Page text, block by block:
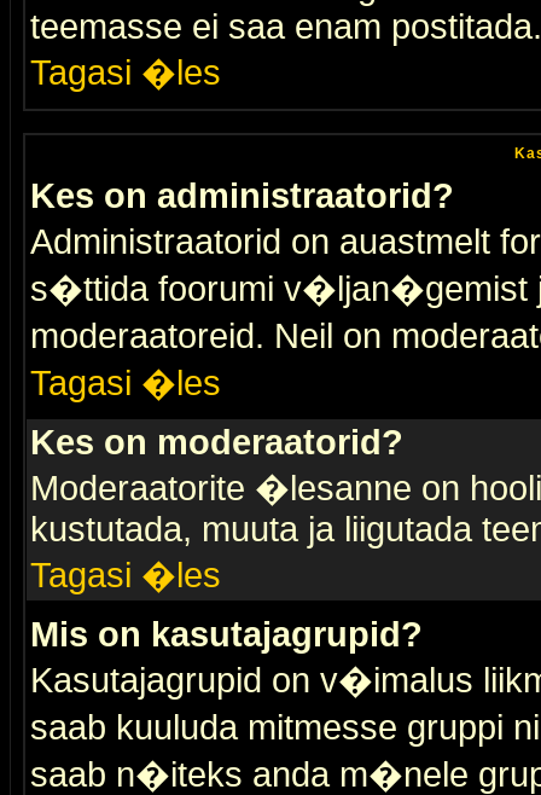
teemasse ei saa enam postitada.
Tagasi �les
Kes on administraatorid?
Administraatorid on auastmelt
s�ttida foorumi v�ljan�gemist
moderaatoreid. Neil on
Tagasi �les
Kes on moderaatorid?
Moderaatorite �lesanne on
kustutada, muuta ja liigutada
Tagasi �les
Mis on kasutajagrupid?
Kasutajagrupid on v�imalus
saab kuuluda mitmesse gruppi
saab n�iteks anda m�nele